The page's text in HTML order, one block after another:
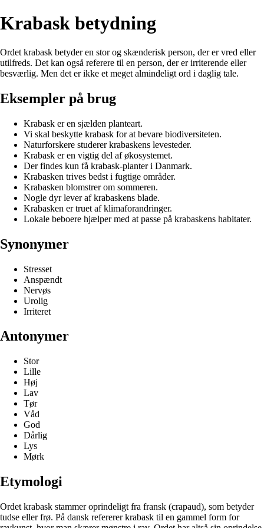
Krabask betydning
Ordet krabask betyder en stor og skænderisk person, der er vred eller
utilfreds. Det kan også referere til en person, der er irriterende eller
besværlig. Men det er ikke et meget almindeligt ord i daglig tale.
Eksempler på brug
Krabask er en sjælden planteart.
Vi skal beskytte krabask for at bevare biodiversiteten.
Naturforskere studerer krabaskens levesteder.
Krabask er en vigtig del af økosystemet.
Der findes kun få krabask-planter i Danmark.
Krabasken trives bedst i fugtige områder.
Krabasken blomstrer om sommeren.
Nogle dyr lever af krabaskens blade.
Krabasken er truet af klimaforandringer.
Lokale beboere hjælper med at passe på krabaskens habitater.
Synonymer
Stresset
Anspændt
Nervøs
Urolig
Irriteret
Antonymer
Stor
Lille
Høj
Lav
Tør
Våd
God
Dårlig
Lys
Mørk
Etymologi
Ordet krabask stammer oprindeligt fra fransk (crapaud), som betyder
tudse eller frø. På dansk refererer krabask til en gammel form for